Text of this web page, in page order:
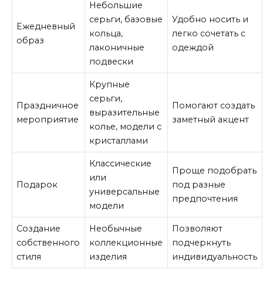
Ежедневный
образ
Небольшие
серьги, базовые
кольца,
лаконичные
подвески
Удобно носить и
легко сочетать с
одеждой
Праздничное
мероприятие
Крупные
серьги,
выразительные
колье, модели с
кристаллами
Помогают создать
заметный акцент
Подарок
Классические
или
универсальные
модели
Проще подобрать
под разные
предпочтения
Создание
собственного
стиля
Необычные
коллекционные
изделия
Позволяют
подчеркнуть
индивидуальность